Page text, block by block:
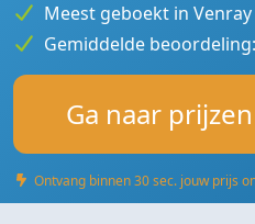
Meest geboekt in Venray
Gemiddelde
Ga naar prijzen
Ontvang binnen 30 sec. jouw prijs